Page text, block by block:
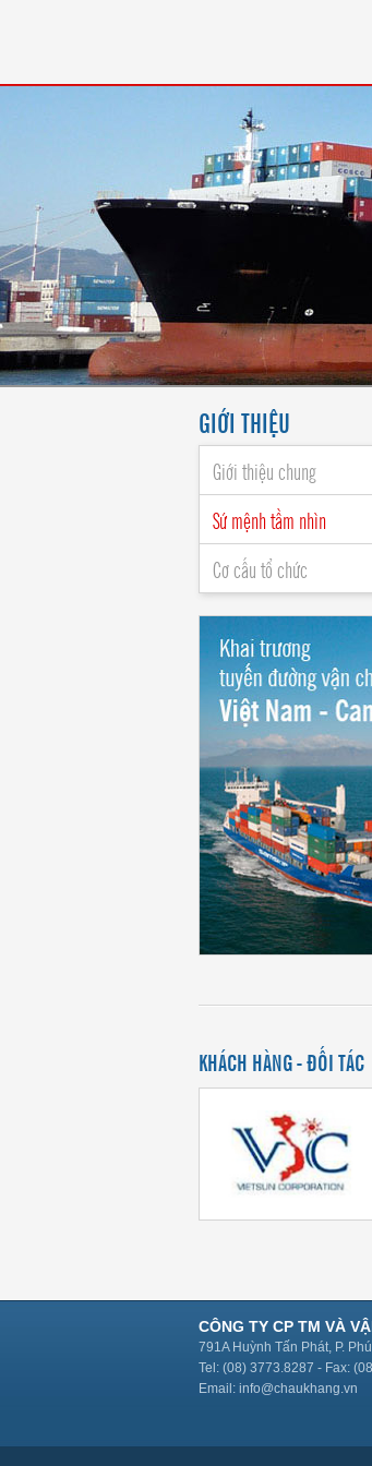
GIỚI THIỆU
Giới thiệu chung
Sứ mệnh tầm nhìn
Cơ cấu tổ chức
KHÁCH HÀNG - ĐỐI TÁC
CÔNG TY CP TM VÀ
791A Huỳnh Tấn Phát, P.
Tel: (08) 3773.8287 - Fax:
Email: info@chaukhang.vn